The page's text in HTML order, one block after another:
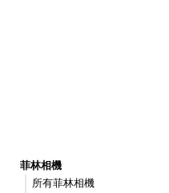
菲林相機
所有菲林相機